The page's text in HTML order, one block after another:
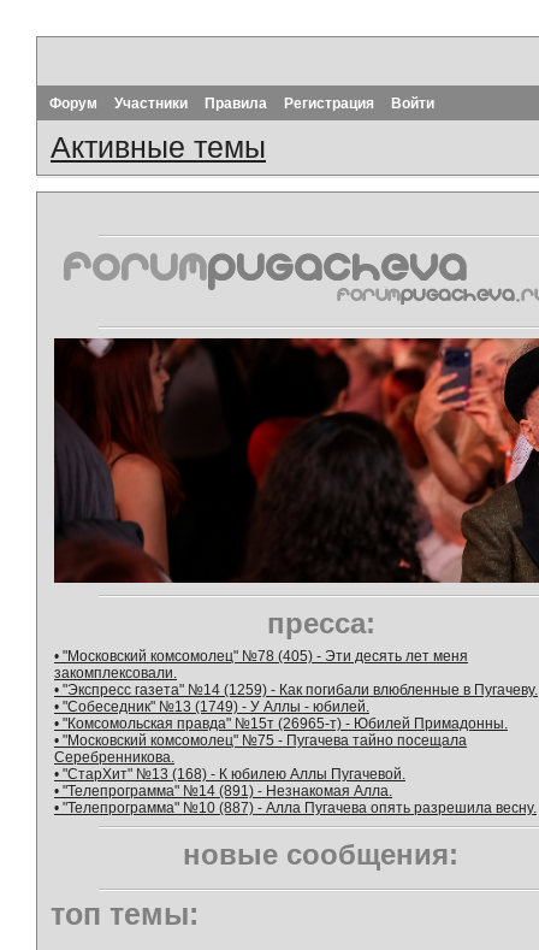
Форум Участники Правила Регистрация Войти
Активные темы
пресса:
• "Московский комсомолец" №78 (405) - Эти десять лет меня
закомплексовали.
• "Экспресс газета" №14 (1259) - Как погибали влюбленные в Пугачеву.
• "Собеседник" №13 (1749) - У Аллы - юбилей.
• "Комсомольская правда" №15т (26965-т) - Юбилей Примадонны.
• "Московский комсомолец" №75 - Пугачева тайно посещала
Серебренникова.
• "СтарХит" №13 (168) - К юбилею Аллы Пугачевой.
• "Телепрограмма" №14 (891) - Незнакомая Алла.
• "Телепрограмма" №10 (887) - Алла Пугачева опять разрешила весну.
новые сообщения:
топ темы: